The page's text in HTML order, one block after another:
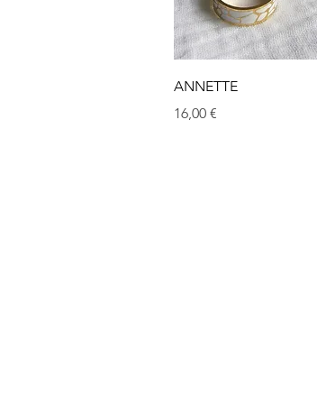
Aperçu rapide
ANNETTE
Prix
16,00 €